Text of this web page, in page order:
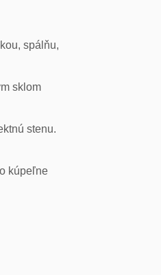
spálňu,
sklom
stenu.
kúpeľne